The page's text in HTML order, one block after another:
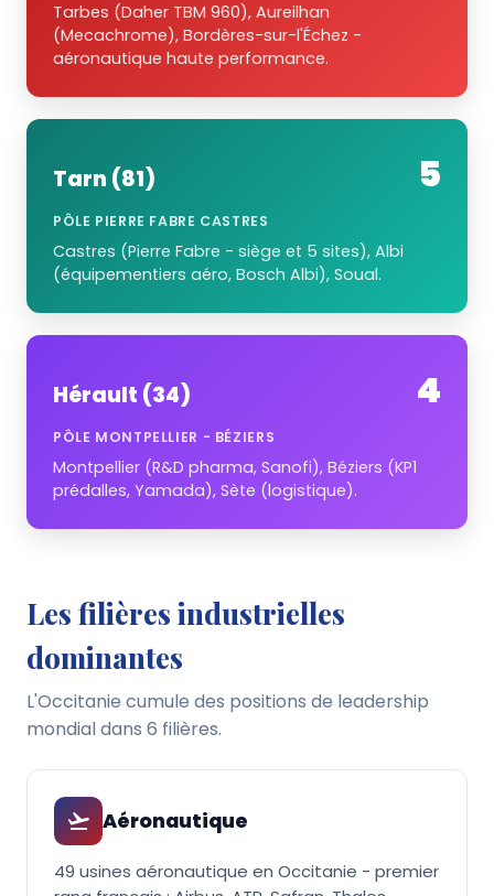
Tarbes (Daher TBM 960), Aureilhan
(Mecachrome), Bordères-sur-l'Échez -
aéronautique haute performance.
Tarn (81) 5
PÔLE PIERRE FABRE CASTRES
Castres (Pierre Fabre - siège et 5 sites), Albi
(équipementiers aéro, Bosch Albi), Soual.
Hérault (34) 4
PÔLE MONTPELLIER - BÉZIERS
Montpellier (R&D pharma, Sanofi), Béziers (KP1
prédalles, Yamada), Sète (logistique).
Les filières industrielles
dominantes
L'Occitanie cumule des positions de leadership
mondial dans 6 filières.
Aéronautique
49 usines aéronautique en Occitanie - premier